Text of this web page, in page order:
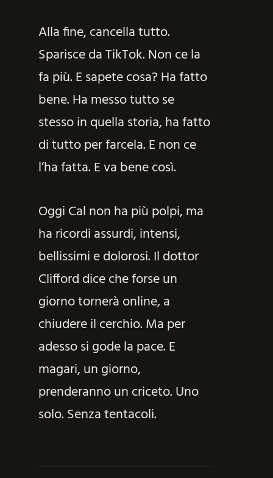
Alla fine, cancella tutto.
Sparisce da TikTok. Non ce la
fa più. E sapete cosa? Ha fatto
bene. Ha messo tutto se
stesso in quella storia, ha fatto
di tutto per farcela. E non ce
l’ha fatta. E va bene così.
Oggi Cal non ha più polpi, ma
ha ricordi assurdi, intensi,
bellissimi e dolorosi. Il dottor
Clifford dice che forse un
giorno tornerà online, a
chiudere il cerchio. Ma per
adesso si gode la pace. E
magari, un giorno,
prenderanno un criceto. Uno
solo. Senza tentacoli.